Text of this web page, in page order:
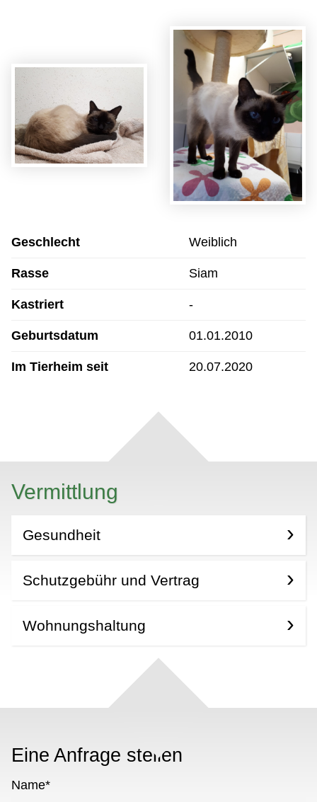
Geschlecht Weiblich
Rasse Siam
Kastriert -
Geburtsdatum 01.01.2010
Im Tierheim seit 20.07.2020
Vermittlung
Gesundheit
Schutzgebühr und Vertrag
Wohnungshaltung
Eine Anfrage stellen
Name*